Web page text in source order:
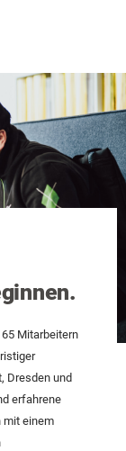
Mitarbeitern
Dresden und
erfahrene
mit einem